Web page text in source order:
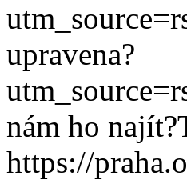
upravena?
nám ho najít?
https://